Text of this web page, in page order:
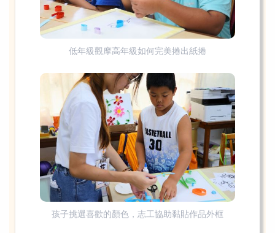
低年級觀摩高年級如何完美捲出紙捲
孩子挑選喜歡的顏色，志工協助黏貼作品外框